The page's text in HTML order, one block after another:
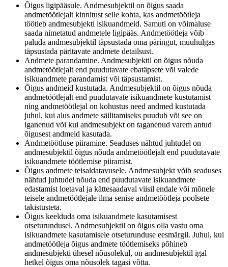
Õigus ligipääsule. Andmesubjektil on õigus saada
andmetöötlejalt kinnitust selle kohta, kas andmetöötleja
töötleb andmesubjekti isikuandmeid. Samuti on võimaluse
saada nimetatud andmetele ligipääs. Andmetöötleja võib
paluda andmesubjektil täpsustada oma päringut, muuhulgas
täpsustada päritavate andmete detailsust.
Andmete parandamine. Andmesubjektil on õigus nõuda
andmetöötlejalt end puudutavate ebatäpsete või valede
isikuandmete parandamist või täpsustamist.
Õigus andmeid kustutada. Andmesubjektil on õigus nõuda
andmetöötlejalt end puudutavate isikuandmete kustutamist
ning andmetöötlejal on kohustus need andmed kustutada
juhul, kui alus andmete säilitamiseks puudub või see on
iganenud või kui andmesubjekt on taganenud varem antud
õigusest andmeid kasutada.
Andmetöötluse piiramine. Seaduses nähtud juhtudel on
andmesubjektil õigus nõuda andmetöötlejalt end puudutavate
isikuandmete töötlemise piiramist.
Õigus andmete teisaldatavusele. Andmesubjekt võib seaduses
nähtud juhtudel nõuda end puudutavate isikuandmete
edastamist loetaval ja kättesaadaval viisil endale või mõnele
teisele andmetöötlejale ilma senise andmetöötleja poolsete
takistusteta.
Õigus keelduda oma isikuandmete kasutamisest
otseturundusel. Andmesubjektil on õigus olla vastu oma
isikuandmete kasutamisele otseturunduse eesmärgil. Juhul, kui
andmetöötleja õigus andmete töötlemiseks põhineb
andmesubjekti ühesel nõusolekul, on andmesubjektil igal
hetkel õigus oma nõusolek tagasi võtta.